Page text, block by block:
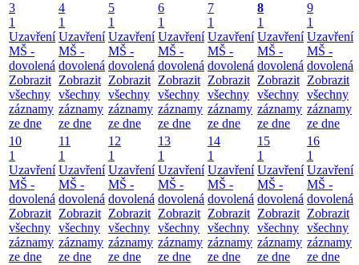
3
1
Uzavření
MŠ -
dovolená
Zobrazit
všechny
záznamy
ze dne
4
1
Uzavření
MŠ -
dovolená
Zobrazit
všechny
záznamy
ze dne
5
1
Uzavření
MŠ -
dovolená
Zobrazit
všechny
záznamy
ze dne
6
1
Uzavření
MŠ -
dovolená
Zobrazit
všechny
záznamy
ze dne
7
1
Uzavření
MŠ -
dovolená
Zobrazit
všechny
záznamy
ze dne
8
1
Uzavření
MŠ -
dovolená
Zobrazit
všechny
záznamy
ze dne
9
1
Uzavření
MŠ -
dovolená
Zobrazit
všechny
záznamy
ze dne
10
1
Uzavření
MŠ -
dovolená
Zobrazit
všechny
záznamy
ze dne
11
1
Uzavření
MŠ -
dovolená
Zobrazit
všechny
záznamy
ze dne
12
1
Uzavření
MŠ -
dovolená
Zobrazit
všechny
záznamy
ze dne
13
1
Uzavření
MŠ -
dovolená
Zobrazit
všechny
záznamy
ze dne
14
1
Uzavření
MŠ -
dovolená
Zobrazit
všechny
záznamy
ze dne
15
1
Uzavření
MŠ -
dovolená
Zobrazit
všechny
záznamy
ze dne
16
1
Uzavření
MŠ -
dovolená
Zobrazit
všechny
záznamy
ze dne